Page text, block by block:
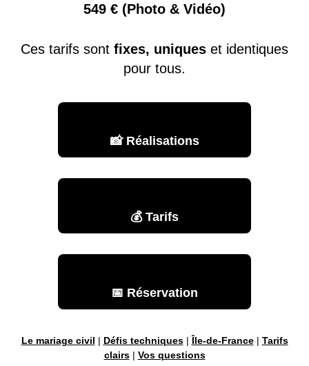
549 € (Photo & Vidéo)
Ces tarifs sont fixes, uniques et identiques
pour tous.
📸 Réalisations
💰 Tarifs
📅 Réservation
Le mariage civil | Défis techniques| Île-de-France| Tarifs
clairs| Vos questions